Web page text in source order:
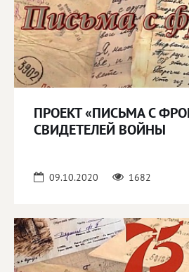
ПРОЕКТ «ПИСЬМА С
СВИДЕТЕЛЕЙ ВОЙНЫ
09.10.2020 1682